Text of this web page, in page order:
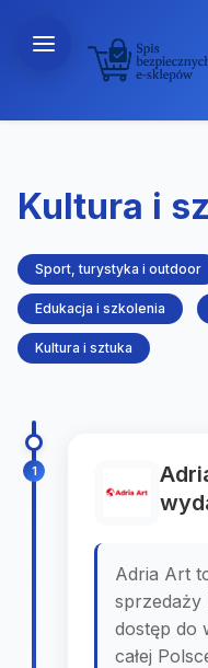
Kultura i
Sport, turystyka i outdoor
Edukacja i szkolenia
Kultura i sztuka
1
Adria Art
sprzedaży
dostęp do
całej